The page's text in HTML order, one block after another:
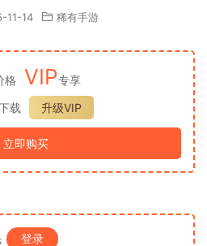
11-14 稀有手游
格 VIP专享
载
升级VIP
立即购买
登录